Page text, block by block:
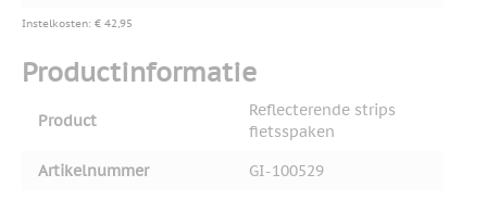
Instelkosten: € 42,95
Productinformatie
Product
Reflecterende strips
fietsspaken
Artikelnummer
GI-100529